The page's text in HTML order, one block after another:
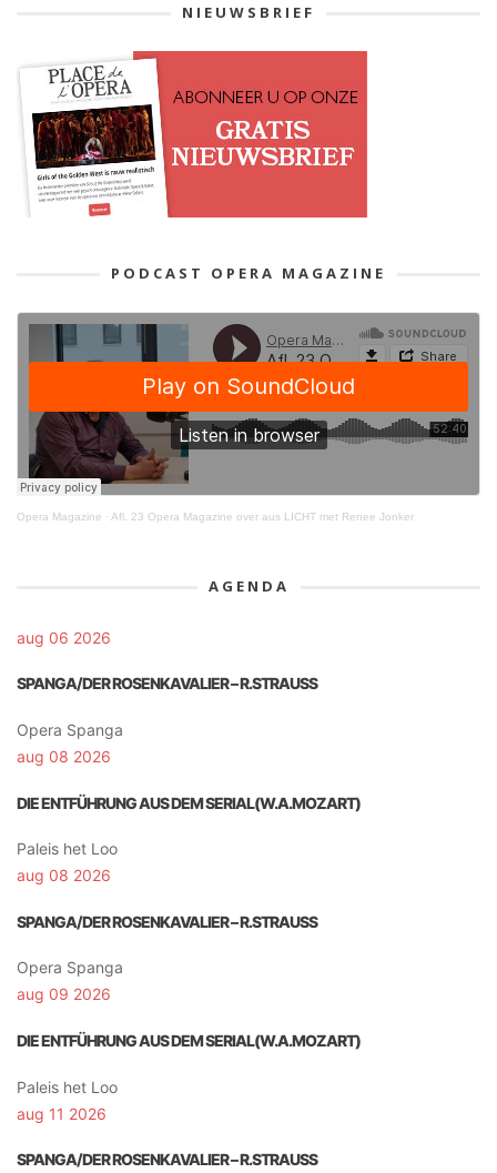
NIEUWSBRIEF
PODCAST OPERA MAGAZINE
Opera Magazine · Afl. 23 Opera Magazine over aus LICHT met Renee Jonker
AGENDA
aug 06 2026
SPANGA/DER ROSENKAVALIER – R.STRAUSS
Opera Spanga
aug 08 2026
DIE ENTFÜHRUNG AUS DEM SERIAL(W.A.MOZART)
Paleis het Loo
aug 08 2026
SPANGA/DER ROSENKAVALIER – R.STRAUSS
Opera Spanga
aug 09 2026
DIE ENTFÜHRUNG AUS DEM SERIAL(W.A.MOZART)
Paleis het Loo
aug 11 2026
SPANGA/DER ROSENKAVALIER – R.STRAUSS